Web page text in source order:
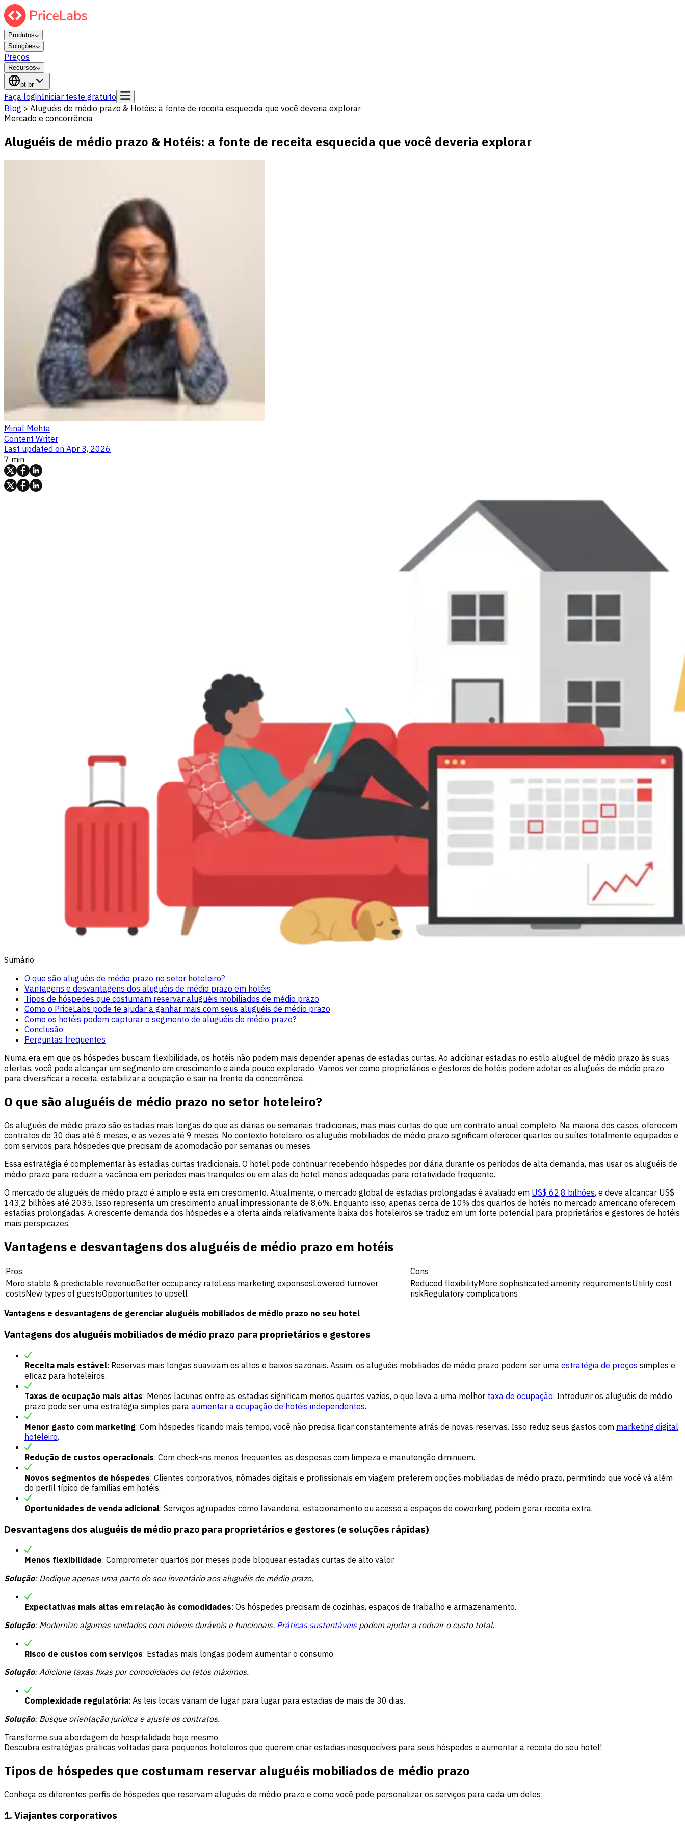
Produtos
Soluções
Preços
Recursos
pt-br
Faça loginIniciar teste gratuito
Blog > Aluguéis de médio prazo & Hotéis: a fonte de receita esquecida que você deveria explorar
Mercado e concorrência
Aluguéis de médio prazo & Hotéis: a fonte de receita esquecida que você deveria explorar
Minal Mehta
Content Writer
Last updated on Apr 3, 2026
7 min
Sumário
O que são aluguéis de médio prazo no setor hoteleiro?
Vantagens e desvantagens dos aluguéis de médio prazo em hotéis
Tipos de hóspedes que costumam reservar aluguéis mobiliados de médio prazo
Como o PriceLabs pode te ajudar a ganhar mais com seus aluguéis de médio prazo
Como os hotéis podem capturar o segmento de aluguéis de médio prazo?
Conclusão
Perguntas frequentes
Numa era em que os hóspedes buscam flexibilidade, os hotéis não podem mais depender apenas de estadias curtas. Ao adicionar estadias no estilo aluguel de médio prazo às suas
ofertas, você pode alcançar um segmento em crescimento e ainda pouco explorado. Vamos ver como proprietários e gestores de hotéis podem adotar os aluguéis de médio prazo
para diversificar a receita, estabilizar a ocupação e sair na frente da concorrência.
O que são aluguéis de médio prazo no setor hoteleiro?
Os aluguéis de médio prazo são estadias mais longas do que as diárias ou semanais tradicionais, mas mais curtas do que um contrato anual completo. Na maioria dos casos, oferecem
contratos de 30 dias até 6 meses, e às vezes até 9 meses. No contexto hoteleiro, os aluguéis mobiliados de médio prazo significam oferecer quartos ou suítes totalmente equipados e
com serviços para hóspedes que precisam de acomodação por semanas ou meses.
Essa estratégia é complementar às estadias curtas tradicionais. O hotel pode continuar recebendo hóspedes por diária durante os períodos de alta demanda, mas usar os aluguéis de
médio prazo para reduzir a vacância em períodos mais tranquilos ou em alas do hotel menos adequadas para rotatividade frequente.
O mercado de aluguéis de médio prazo é amplo e está em crescimento. Atualmente, o mercado global de estadias prolongadas é avaliado em US$ 62,8 bilhões, e deve alcançar US$
143,2 bilhões até 2035. Isso representa um crescimento anual impressionante de 8,6%. Enquanto isso, apenas cerca de 10% dos quartos de hotéis no mercado americano oferecem
estadias prolongadas. A crescente demanda dos hóspedes e a oferta ainda relativamente baixa dos hoteleiros se traduz em um forte potencial para proprietários e gestores de hotéis
mais perspicazes.
Vantagens e desvantagens dos aluguéis de médio prazo em hotéis
Pros
Cons
More stable & predictable revenueBetter occupancy rateLess marketing expensesLowered turnover
costsNew types of guestsOpportunities to upsell
Reduced flexibilityMore sophisticated amenity requirementsUtility cost
riskRegulatory complications
Vantagens e desvantagens de gerenciar aluguéis mobiliados de médio prazo no seu hotel
Vantagens dos aluguéis mobiliados de médio prazo para proprietários e gestores
Receita mais estável: Reservas mais longas suavizam os altos e baixos sazonais. Assim, os aluguéis mobiliados de médio prazo podem ser uma estratégia de preços simples e
eficaz para hoteleiros.
Taxas de ocupação mais altas: Menos lacunas entre as estadias significam menos quartos vazios, o que leva a uma melhor taxa de ocupação. Introduzir os aluguéis de médio
prazo pode ser uma estratégia simples para aumentar a ocupação de hotéis independentes.
Menor gasto com marketing: Com hóspedes ficando mais tempo, você não precisa ficar constantemente atrás de novas reservas. Isso reduz seus gastos com marketing digital
hoteleiro.
Redução de custos operacionais: Com check-ins menos frequentes, as despesas com limpeza e manutenção diminuem.
Novos segmentos de hóspedes: Clientes corporativos, nômades digitais e profissionais em viagem preferem opções mobiliadas de médio prazo, permitindo que você vá além
do perfil típico de famílias em hotéis.
Oportunidades de venda adicional: Serviços agrupados como lavanderia, estacionamento ou acesso a espaços de coworking podem gerar receita extra.
Desvantagens dos aluguéis de médio prazo para proprietários e gestores (e soluções rápidas)
Menos flexibilidade: Comprometer quartos por meses pode bloquear estadias curtas de alto valor.
Solução: Dedique apenas uma parte do seu inventárioaos aluguéis de médio prazo.
Expectativas mais altas em relação às comodidades: Os hóspedes precisam de cozinhas, espaços de trabalho e armazenamento.
Solução: Modernize algumas unidades com móveis duráveis e funcionais. Práticas sustentáveispodem ajudar a reduzir o custo total.
Risco de custos com serviços: Estadias mais longas podem aumentar o consumo.
Solução: Adicione taxas fixas por comodidadesou tetos máximos.
Complexidade regulatória: As leis locais variam de lugar para lugar para estadias de mais de 30 dias.
Solução: Busque orientação jurídica e ajuste os contratos.
Transforme sua abordagem de hospitalidade hoje mesmo
Descubra estratégias práticas voltadas para pequenos hoteleiros que querem criar estadias inesquecíveis para seus hóspedes e aumentar a receita do seu hotel!
Tipos de hóspedes que costumam reservar aluguéis mobiliados de médio prazo
Conheça os diferentes perfis de hóspedes que reservam aluguéis de médio prazo e como você pode personalizar os serviços para cada um deles:
1. Viajantes corporativos